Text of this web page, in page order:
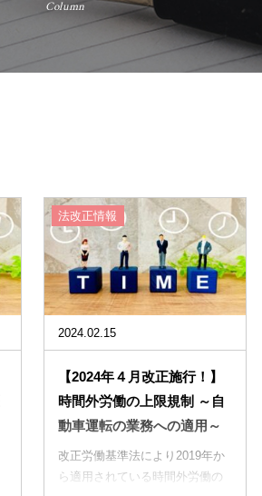
Column
法改正情報
2024.02.15
【2024年４月改正施行！】
時間外労働の上限規制 ～自
動車運転の業務への適用～
改正労働基準法により2019年か
ら適用されている時間外労働の